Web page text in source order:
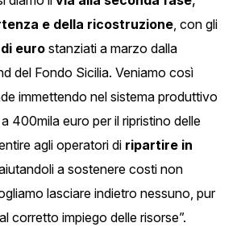
e della ricostruzione, con gli
euro stanziati a marzo dalla
del Fondo Sicilia. Veniamo così
immettendo nel sistema produttivo
400mila euro per il ripristino delle
agli operatori di ripartire in
a sostenere costi non
lasciare indietro nessuno, pur
corretto impiego delle risorse”.